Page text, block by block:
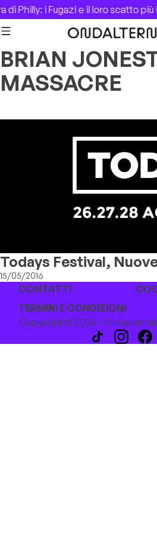
Skip to content
di Philly: i Fugazi e il loro scatto
BRIAN
MASSACRE
Todays Festival,
15/05/2016
CONTATTI
TERMINI E CONDIZIONI
Copyright © 2026 -